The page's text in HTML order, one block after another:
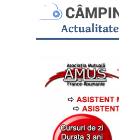
Actualitate